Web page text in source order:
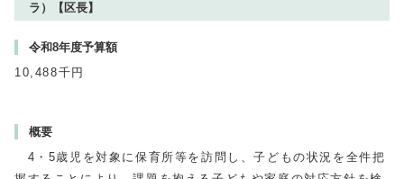
ラ）【区長】
令和8年度予算額
10,488千円
概要
4・5歳児を対象に保育所等を訪問し、子どもの状況を全件把